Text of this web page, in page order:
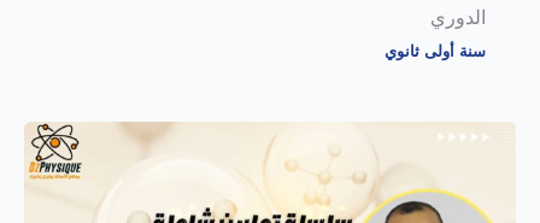
الدوري
سنة أولى ثانوي